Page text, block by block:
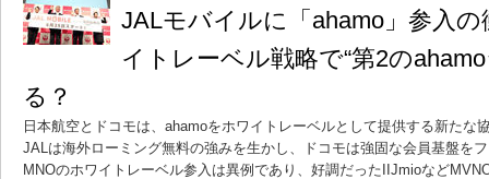
JALモバイルに「ahamo」参入
イトレーベル戦略で“第2の
る？
日本航空とドコモは、ahamoをホワイトレーベルとして提供する新たな
JALは海外ローミング無料の強みを生かし、ドコモは強固な会員基盤を
MNOのホワイトレーベル参入は異例であり、好調だったIIJmioなど